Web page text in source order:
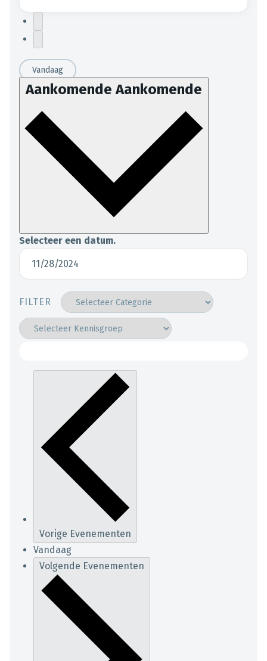
Vandaag
AankomendeAankomende
Selecteer een datum.
FILTER
Vorige Evenementen
Vandaag
Volgende Evenementen